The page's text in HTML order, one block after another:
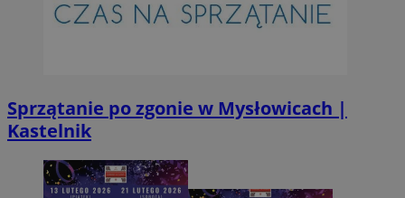
Sprzątanie po zgonie w Mysłowicach |
Kastelnik
suid
Simplifi Holdings
Inc.
.simpli.fi